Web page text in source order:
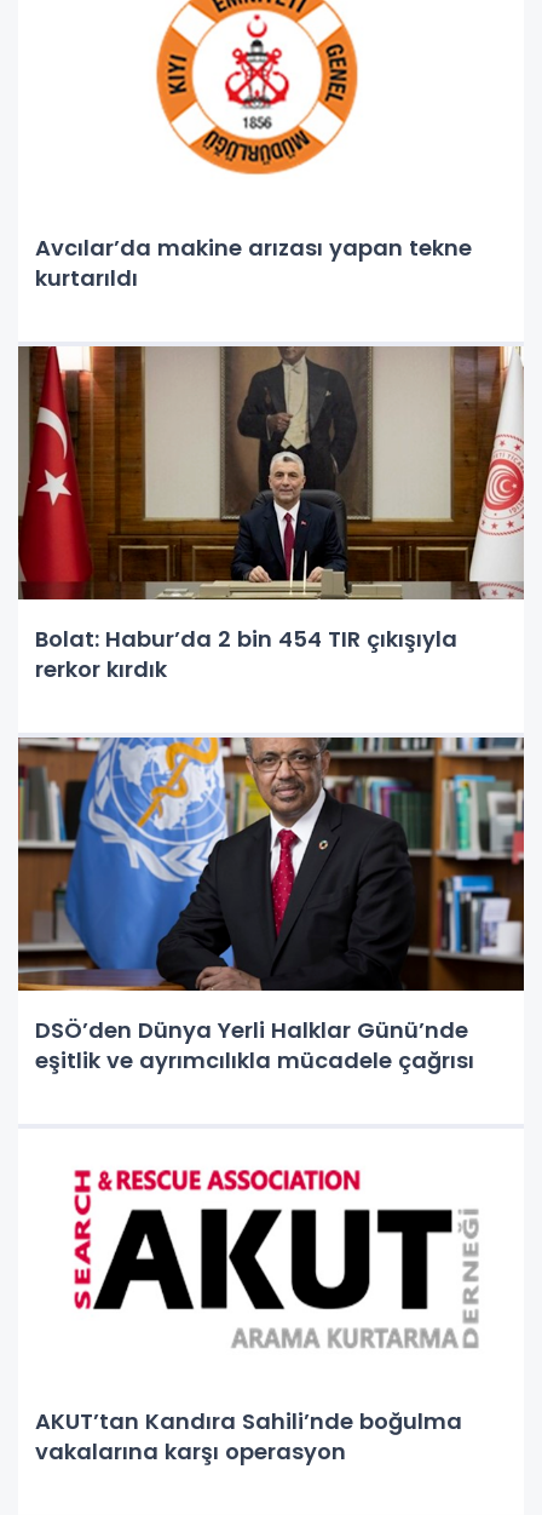
Avcılar’da makine arızası yapan tekne
kurtarıldı
Bolat: Habur’da 2 bin 454 TIR çıkışıyla
rerkor kırdık
DSÖ’den Dünya Yerli Halklar Günü’nde
eşitlik ve ayrımcılıkla mücadele çağrısı
AKUT’tan Kandıra Sahili’nde boğulma
vakalarına karşı operasyon